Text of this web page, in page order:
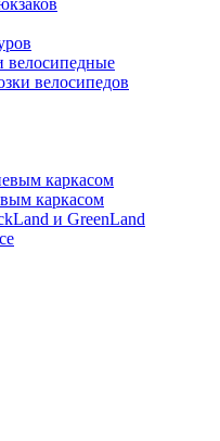
велосипедные
велосипедов
каркасом
каркасом
и GreenLand